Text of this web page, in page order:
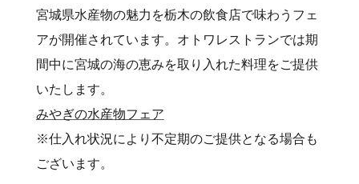
宮城県水産物の魅力を栃木の飲食店で味わうフェ
アが開催されています。オトワレストランでは期
間中に宮城の海の恵みを取り入れた料理をご提供
いたします。
みやぎの水産物フェア
※仕入れ状況により不定期のご提供となる場合も
ございます。